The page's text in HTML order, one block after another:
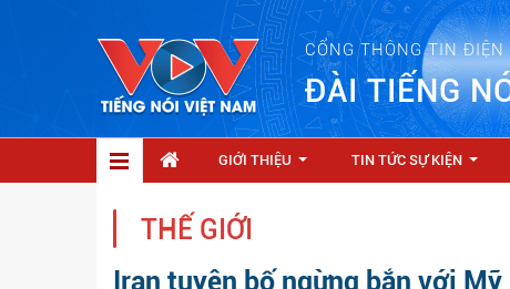
CỔNG THÔNG TIN ĐIỆN
ĐÀI TIẾNG
GIỚI THIỆU TIN TỨC SỰ KIỆN
THẾ GIỚI
Iran tuyên bố ngừng bắn với